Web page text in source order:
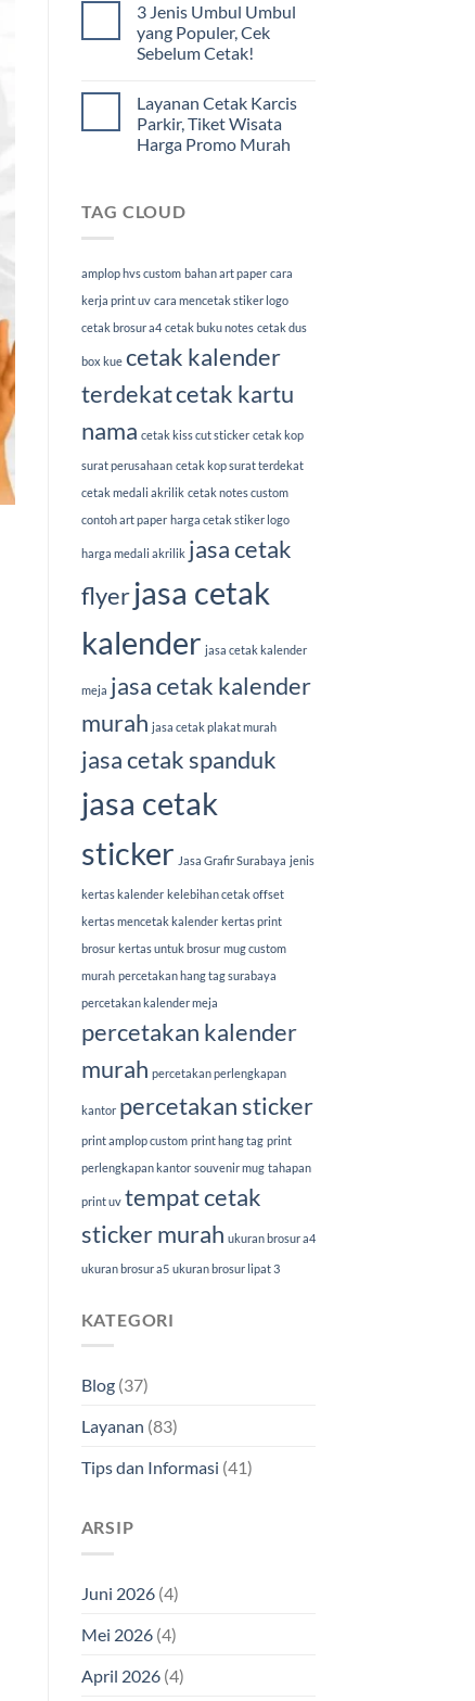
3 Jenis Umbul Umbul
yang Populer, Cek
Sebelum Cetak!
Layanan Cetak Karcis
Parkir, Tiket Wisata
Harga Promo Murah
TAG CLOUD
amplop hvs custom bahan art paper cara
kerja print uv cara mencetak stiker logo
cetak brosur a4 cetak buku notes cetak dus
box kue cetak kalender
terdekatcetak kartu
nama cetak kiss cut sticker cetak kop
surat perusahaan cetak kop surat terdekat
cetak medali akrilik cetak notes custom
contoh art paper harga cetak stiker logo
harga medali akrilik jasa cetak
flyer jasa cetak
kalender jasa cetak kalender
meja jasa cetak kalender
murah jasa cetak plakat murah
jasa cetak spanduk
jasa cetak
sticker Jasa Grafir Surabaya jenis
kertas kalender kelebihan cetak offset
kertas mencetak kalender kertas print
brosur kertas untuk brosur mug custom
murah percetakan hang tag surabaya
percetakan kalender meja
percetakan kalender
murah percetakan perlengkapan
kantor percetakan sticker
print amplop custom print hang tag print
perlengkapan kantor souvenir mug tahapan
print uv tempat cetak
sticker murah ukuran brosur a4
ukuran brosur a5 ukuran brosur lipat 3
KATEGORI
Blog(37)
Layanan (83)
Tips dan Informasi (41)
ARSIP
Juni 2026(4)
Mei 2026(4)
April 2026(4)